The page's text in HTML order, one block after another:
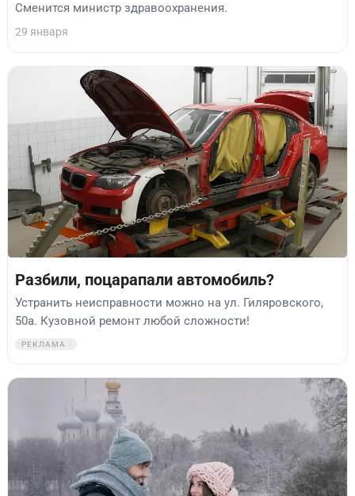
Сменится министр здравоохранения.
29 января
Разбили, поцарапали автомобиль?
Устранить неисправности можно на ул. Гиляровского,
50а. Кузовной ремонт любой сложности!
РЕКЛАМА